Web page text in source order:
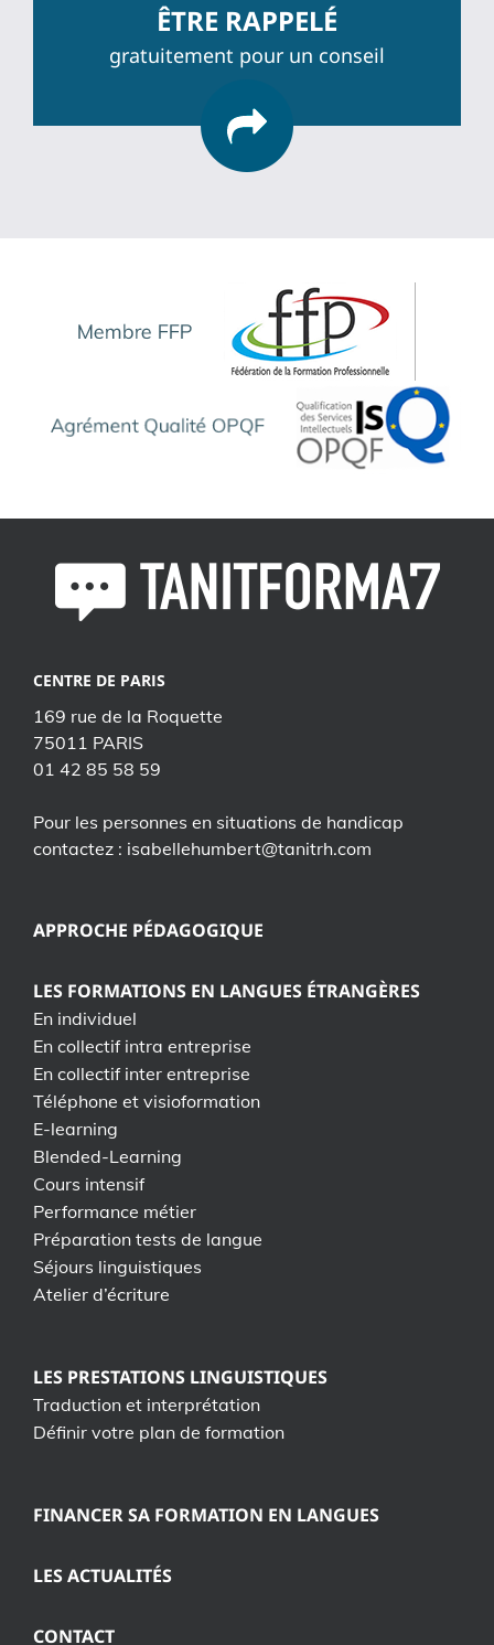
ÊTRE RAPPELÉ
gratuitement pour un conseil
CENTRE DE PARIS
169 rue de la Roquette
75011 PARIS
01 42 85 58 59
Pour les personnes en situations de handicap
contactez : isabellehumbert@tanitrh.com
APPROCHE PÉDAGOGIQUE
LES FORMATIONS EN LANGUES ÉTRANGÈRES
En individuel
En collectif intra entreprise
En collectif inter entreprise
Téléphone et visioformation
E-learning
Blended-Learning
Cours intensif
Performance métier
Préparation tests de langue
Séjours linguistiques
Atelier d’écriture
LES PRESTATIONS LINGUISTIQUES
Traduction et interprétation
Définir votre plan de formation
FINANCER SA FORMATION EN LANGUES
LES ACTUALITÉS
CONTACT